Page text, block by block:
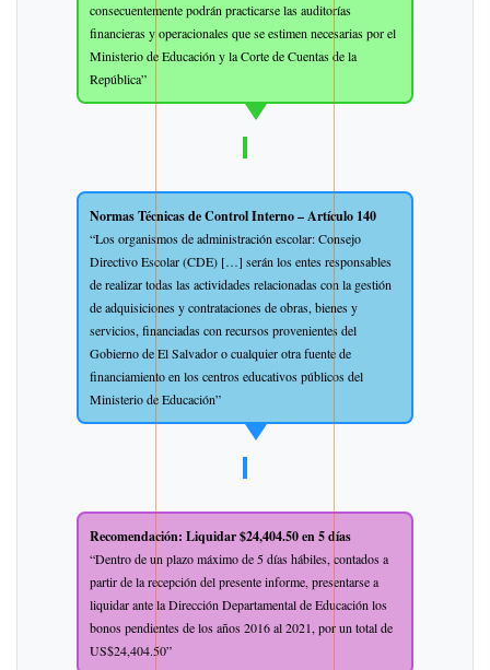
consecuentemente podrán practicarse las auditorías
financieras y operacionales que se estimen necesarias por el
Ministerio de Educación y la Corte de Cuentas de la
República”
Normas Técnicas de Control Interno – Artículo 140
“Los organismos de administración escolar: Consejo
Directivo Escolar (CDE) […] serán los entes responsables
de realizar todas las actividades relacionadas con la gestión
de adquisiciones y contrataciones de obras, bienes y
servicios, financiadas con recursos provenientes del
Gobierno de El Salvador o cualquier otra fuente de
financiamiento en los centros educativos públicos del
Ministerio de Educación”
Recomendación: Liquidar $24,404.50 en 5 días
“Dentro de un plazo máximo de 5 días hábiles, contados a
partir de la recepción del presente informe, presentarse a
liquidar ante la Dirección Departamental de Educación los
bonos pendientes de los años 2016 al 2021, por un total de
US$24,404.50”